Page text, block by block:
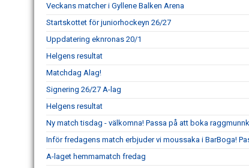
Veckans matcher i Gyllene Balken Arena
Startskottet för juniorhockeyn 26/27
Uppdatering eknronas 20/1
Helgens resultat
Matchdag Alag!
Signering 26/27 A-lag
Helgens resultat
Ny match tisdag - välkomna! Passa på att boka
Inför fredagens match erbjuder vi moussaka i BarBoga!
A-laget hemmamatch fredag